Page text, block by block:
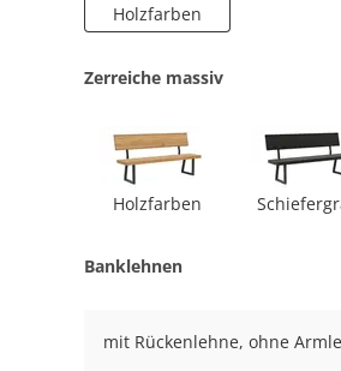
Holzfarben
Zerreiche massiv
Holzfarben
Banklehnen
mit Rückenlehne, ohne